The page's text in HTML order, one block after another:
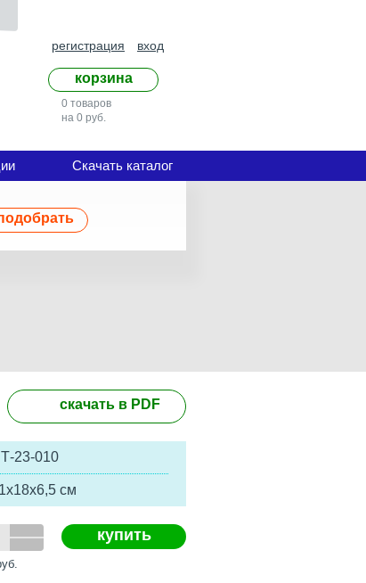
регистрация вход
корзина
0 товаров
на 0 руб.
Скачать каталог
скачать в PDF
23-010
см
купить